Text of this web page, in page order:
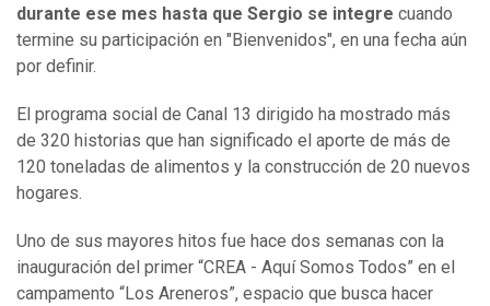
durante ese mes hasta que Sergio se integre cuando
termine su participación en "Bienvenidos", en una fecha aún
por definir.
El programa social de Canal 13 dirigido ha mostrado más
de 320 historias que han significado el aporte de más de
120 toneladas de alimentos y la construcción de 20 nuevos
hogares.
Uno de sus mayores hitos fue hace dos semanas con la
inauguración del primer “CREA - Aquí Somos Todos” en el
campamento “Los Areneros”, espacio que busca hacer